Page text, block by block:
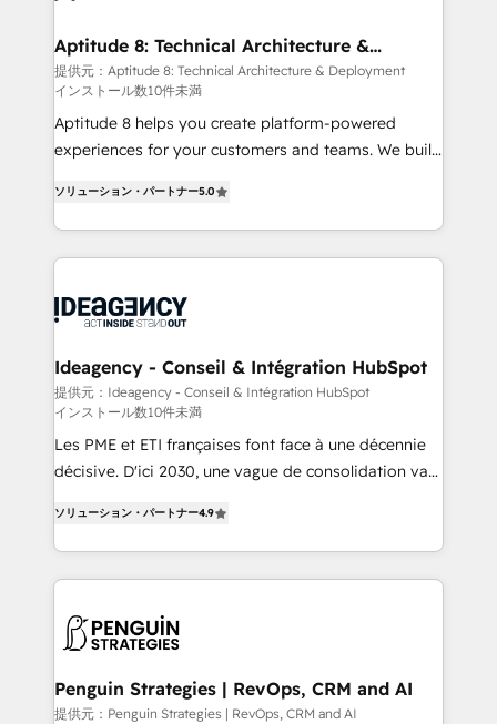
➤ L’intégration de CRM et de méthodologie RevOps
pour aligner les équipes marketing, commerciales et
support client (data migration, synchronisation API,
audit et maintenance) ➤ La création de sites internet
de conversion qui transforment les visiteurs en
stratégies d'acquisition marketing (SEO, SEA,
inbound, automatisation marketing, ABM, IA,
emailing) Informations clés : - 10 ans d'expérience -
experts conseil - 150 certifications HubSpot
Aptitude 8: Technical Architecture &
Deployment
提供元：Aptitude 8: Technical Architecture & Deployment
インストール数10件未満
Aptitude 8 helps you create platform-powered
experiences for your customers and teams. We build
across your entire tech stack. Aptitude 8 is trusted
by top brands such as Lenovo, Bluetooth,
International Sports Sciences Association, SXSW,
Randstad, Uber Freight, and HubSpot itself. We have
partner and expertise across operational strategy,
business-first process building, system integration,
custom development, and extensibility. When you
work with Aptitude 8, you get a team – not an
individual – with embedded consulting, strategy,
100% US-based, FTE team members. We offer
project-based and managed services engagements
that include new HubSpot implementations,
integration, extensibility, custom development, and
ongoing RevOps support.
ソリューション・パートナー5.0
Ideagency - Conseil & Intégration HubSpot
提供元：Ideagency - Conseil & Intégration HubSpot
インストール数10件未満
Les PME et ETI françaises font face à une décennie
décisive. D'ici 2030, une vague de consolidation va
entreprises qui auront réussi leur transformation. Le
problème ? 58% des dirigeants savent que l'IA est
vitale pour leur survie. Mais 57% n'ont aucune
données. C'est le paradoxe français : conscience
Augmentée. Ce n'est pas une entreprise qui utilise
l'IA. C'est une organisation qui a réussi la symbiose
ソリューション・パートナー4.9
Penguin Strategies | RevOps, CRM and AI
提供元：Penguin Strategies | RevOps, CRM and AI